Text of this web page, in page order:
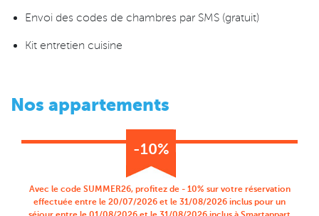
Envoi des codes de chambres par SMS (gratuit)
Kit entretien cuisine
Nos appartements
-10%
Avec le code SUMMER26, profitez de - 10% sur votre réservation
effectuée entre le 20/07/2026 et le 31/08/2026 inclus pour un